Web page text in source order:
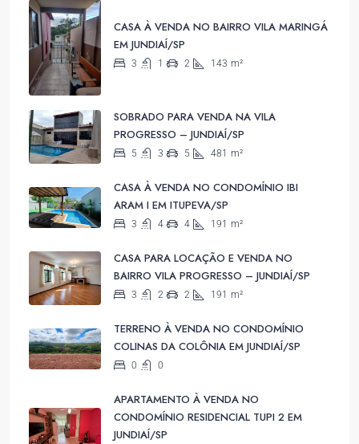
CASA À VENDA NO BAIRRO VILA MARINGÁ
EM JUNDIAÍ/SP
3 1 2 143 m²
SOBRADO PARA VENDA NA VILA
PROGRESSO – JUNDIAÍ/SP
5 3 5 481 m²
CASA À VENDA NO CONDOMÍNIO IBI
ARAM I EM ITUPEVA/SP
3 4 4 191 m²
CASA PARA LOCAÇÃO E VENDA NO
BAIRRO VILA PROGRESSO – JUNDIAÍ/SP
3 2 2 191 m²
TERRENO À VENDA NO CONDOMÍNIO
COLINAS DA COLÔNIA EM JUNDIAÍ/SP
0 0
APARTAMENTO À VENDA NO
CONDOMÍNIO RESIDENCIAL TUPI 2 EM
JUNDIAÍ/SP